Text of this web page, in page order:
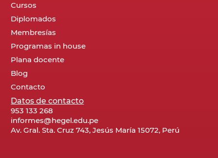
Cursos
Diplomados
Membresías
Programas in house
Plana docente
Blog
Contacto
Datos de contacto
953 133 268
informes@hegel.edu.pe
Av. Gral. Sta. Cruz 743, Jesús María 15072, Perú